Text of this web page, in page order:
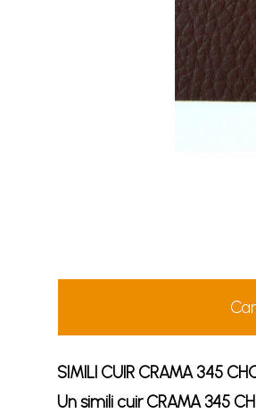
SIMILI CUIR CRAMA 345
Un simili cuir CRAMA 345